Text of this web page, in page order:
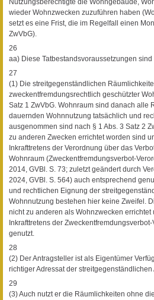
Nutzungsberechtigte die Wohngebäude,
wieder Wohnzwecken zuzuführen haben
setzt es eine Frist, die im Regelfall einen
ZwVbG).
26
aa) Diese Tatbestandsvoraussetzungen sind
27
(1) Die streitgegenständlichen
zweckentfremdungsrechtlich geschützter
Satz 1 ZwVbG. Wohnraum sind danach alle
dauernden Wohnnutzung tatsächlich und
ausgenommen sind nach § 1 Abs. 3 Satz 2
zu anderen Zwecken errichtet worden sind
Inkrafttretens der Verordnung über das
Wohnraum (Zweckentfremdungsverbot-
2014, GVBl. S. 73; zuletzt geändert durch
2024, GVBl. S. 564) auch entsprechend
und rechtlichen Eignung der
Wohnnutzung bestehen hier keine Zweifel.
nicht zu anderen als Wohnzwecken errichtet
Inkrafttretens der
genutzt.
28
(2) Der Antragsteller ist als Eigentümer
richtiger Adressat der streitgegenständlichen
29
(3) Auch nutzt er die Räumlichkeiten ohne